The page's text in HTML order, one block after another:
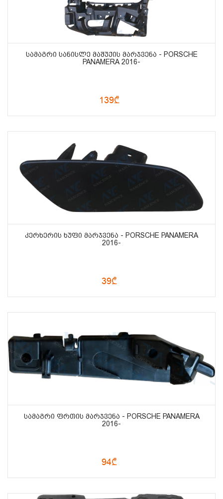
ᲡᲐᲛᲐᲒᲠᲘ ᲡᲐᲜᲘᲡᲚᲔ ᲛᲐᲨᲣᲥᲘᲡ ᲛᲐᲠᲯᲕᲔᲜᲐ - PORSCHE
PANAMERA 2016-
139₾
ᲙᲔᲠᲮᲔᲠᲘᲡ ᲮᲣᲤᲘ ᲛᲐᲠᲯᲕᲔᲜᲐ - PORSCHE PANAMERA
2016-
39₾
ᲡᲐᲛᲐᲒᲠᲘ ᲤᲠᲗᲘᲡ ᲛᲐᲠᲯᲕᲔᲜᲐ - PORSCHE PANAMERA
2016-
94₾